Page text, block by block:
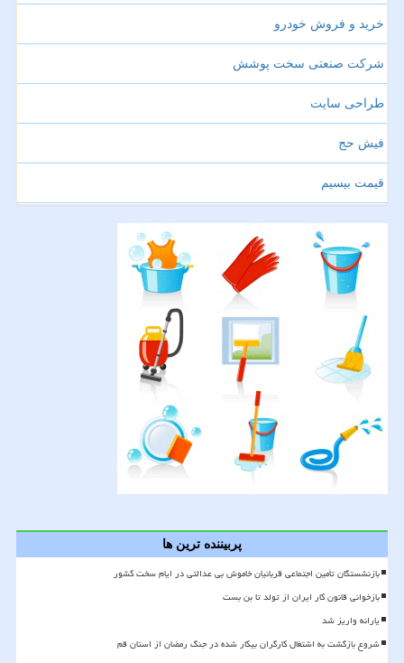
خرید و فروش خودرو
شرکت صنعتی سخت پوشش
طراحی سایت
فیش حج
قیمت بیسیم
پربیننده ترین ها
بازنشستگان تأمین اجتماعی قربانیان خاموش بی عدالتی در ایام سخت کشور
بازخوانی قانون کار ایران از تولد تا بن بست
یارانه واریز شد
شروع بازگشت به اشتغال کارگران بیکار شده در جنگ رمضان از استان قم